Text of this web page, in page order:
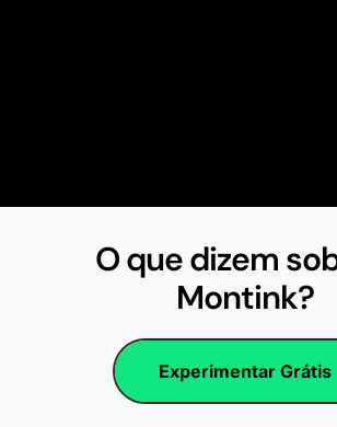
O que dizem
Montink?
Experimentar Grátis